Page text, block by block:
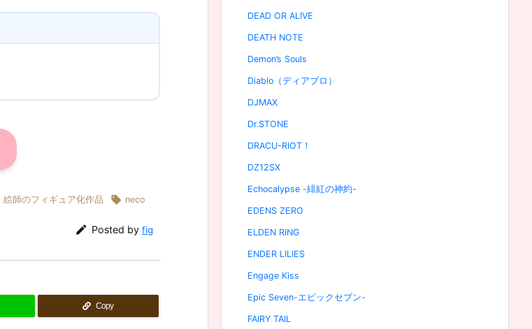
絵師のフィギュア化作品  neco
 Posted by fig
Copy
DEAD OR ALIVE
DEATH NOTE
Demon’s Souls
Diablo（ディアブロ）
DJMAX
Dr.STONE
DRACU-RIOT！
DZ12SX
Echocalypse -緋紅の神約-
EDENS ZERO
ELDEN RING
ENDER LILIES
Engage Kiss
Epic Seven-エピックセブン-
FAIRY TAIL